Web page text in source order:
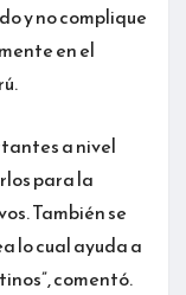
y no complique
en el
a nivel
para la
También se
lo cual ayuda a
comentó.